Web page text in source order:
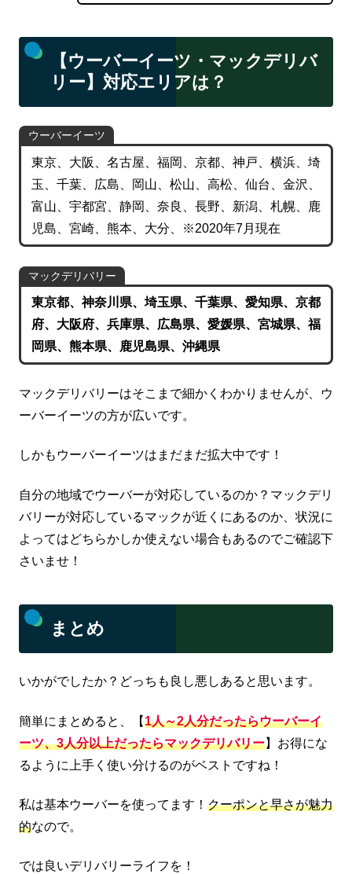
【ウーバーイーツ・マックデリバ
リー】対応エリアは？
ウーバーイーツ
東京、大阪、名古屋、福岡、京都、神戸、横浜、埼
玉、千葉、広島、岡山、松山、高松、仙台、金沢、
富山、宇都宮、静岡、奈良、長野、新潟、札幌、鹿
児島、宮崎、熊本、大分、※2020年7月現在
マックデリバリー
東京都、神奈川県、 埼玉県、千葉県、愛知県、京都
府、大阪府、兵庫県、広島県、愛媛県、 宮城県、福
岡県、熊本県、鹿児島県、沖縄県
マックデリバリーはそこまで細かくわかりませんが、ウ
ーバーイーツの方が広いです。
しかもウーバーイーツはまだまだ拡大中です！
自分の地域でウーバーが対応しているのか？マックデリ
バリーが対応しているマックが近くにあるのか、状況に
よってはどちらかしか使えない場合もあるのでご確認下
さいませ！
まとめ
いかがでしたか？どっちも良し悪しあると思います。
簡単にまとめると、【1人～2人分だったらウーバーイ
ーツ、3人分以上だったらマックデリバリー】お得にな
るように上手く使い分けるのがベストですね！
私は基本ウーバーを使ってます！ クーポンと早さが魅力
的なので。
では良いデリバリーライフを！